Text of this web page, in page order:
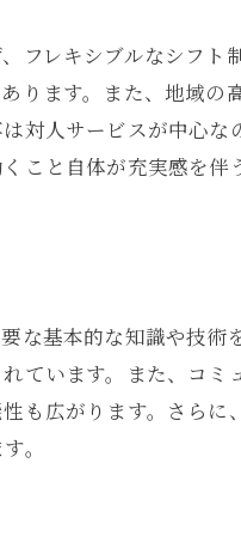
フレキシブルなシフト
ります。また、地域の
対人サービスが中心な
こと自体が充実感を伴
な基本的な知識や技術
ています。また、コミ
も広がります。さらに
。